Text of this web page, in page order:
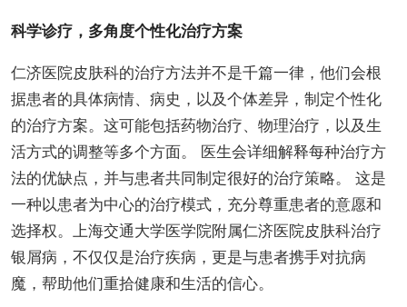
科学诊疗，多角度个性化治疗方案
仁济医院皮肤科的治疗方法并不是千篇一律，他们会根
据患者的具体病情、病史，以及个体差异，制定个性化
的治疗方案。这可能包括药物治疗、物理治疗，以及生
活方式的调整等多个方面。 医生会详细解释每种治疗方
法的优缺点，并与患者共同制定很好的治疗策略。 这是
一种以患者为中心的治疗模式，充分尊重患者的意愿和
选择权。上海交通大学医学院附属仁济医院皮肤科治疗
银屑病，不仅仅是治疗疾病，更是与患者携手对抗病
魔，帮助他们重拾健康和生活的信心。